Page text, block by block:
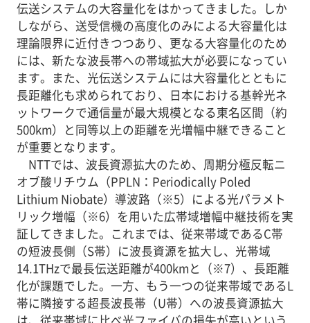
伝送システムの大容量化をはかってきました。しか
しながら、送受信機の高度化のみによる大容量化は
理論限界に近付きつつあり、更なる大容量化のため
には、新たな波長帯への帯域拡大が必要になってい
ます。また、光伝送システムには大容量化とともに
長距離化も求められており、日本における基幹光ネ
ットワークで通信量が最大規模となる東名区間（約
500km）と同等以上の距離を光増幅中継できること
が重要となります。
NTTでは、波長資源拡大のため、周期分極反転ニ
オブ酸リチウム（PPLN：Periodically Poled
Lithium Niobate）導波路（※5）による光パラメト
リック増幅（※6）を用いた広帯域増幅中継技術を実
証してきました。これまでは、従来帯域であるC帯
の短波長側（S帯）に波長資源を拡大し、光帯域
14.1THzで最長伝送距離が400kmと（※7）、長距離
化が課題でした。一方、もう一つの従来帯域であるL
帯に隣接する超長波長帯（U帯）への波長資源拡大